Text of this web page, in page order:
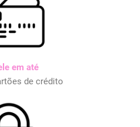
em até
de crédito